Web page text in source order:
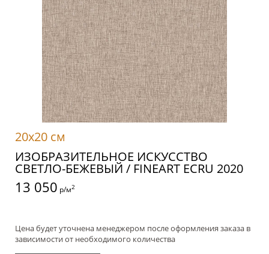
20x20 см
ИЗОБРАЗИТЕЛЬНОЕ ИСКУССТВО
СВЕТЛО-БЕЖЕВЫЙ / FINEART ECRU 2020
13 050 р/м2
Цена будет уточнена менеджером после оформления заказа в
зависимости от необходимого количества